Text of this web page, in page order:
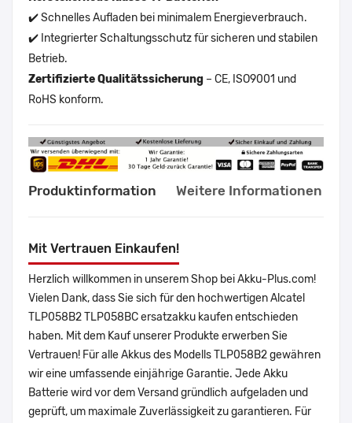
✔️ Schnelles Aufladen bei minimalem Energieverbrauch.
✔️ Integrierter Schaltungsschutz für sicheren und stabilen
Betrieb.
Zertifizierte Qualitätssicherung – CE, ISO9001 und
RoHS konform.
Produktinformation Weitere Informationen
Mit Vertrauen Einkaufen!
Herzlich willkommen in unserem Shop bei Akku-Plus.com!
Vielen Dank, dass Sie sich für den hochwertigen Alcatel
TLP058B2 TLP058BC ersatzakku kaufen entschieden
haben. Mit dem Kauf unserer Produkte erwerben Sie
Vertrauen! Für alle Akkus des Modells TLP058B2 gewähren
wir eine umfassende einjährige Garantie. Jede Akku
Batterie wird vor dem Versand gründlich aufgeladen und
geprüft, um maximale Zuverlässigkeit zu garantieren. Für